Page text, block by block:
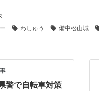
わしゅう 備中松山城
警で自転車対策